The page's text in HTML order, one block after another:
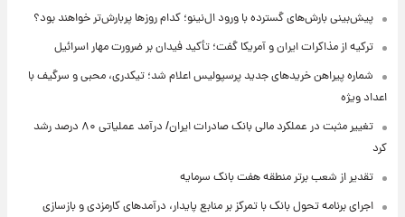
پیش‌بینی بارش‌های گسترده با ورود ال‌نینو؛ کدام روزها پربارش‌تر خواهند بود؟
ترکیه از مذاکرات ایران و آمریکا گفت؛ تأکید فیدان بر ضرورت مهار اسرائیل
شماره پیراهن خریدهای جدید پرسپولیس اعلام شد؛ تیکدری، محبی و سرگیف با
اعداد ویژه
تغییر مثبت در عملکرد مالی بانک صادرات ایران/ درآمد عملیاتی ۸۰ درصد رشد
کرد
تقدیر از شعب برتر منطقه هفت بانک سرمایه
اجرای برنامه تحول بانک با تمرکز بر منابع پایدار، درآمدهای کارمزدی و بازسازی